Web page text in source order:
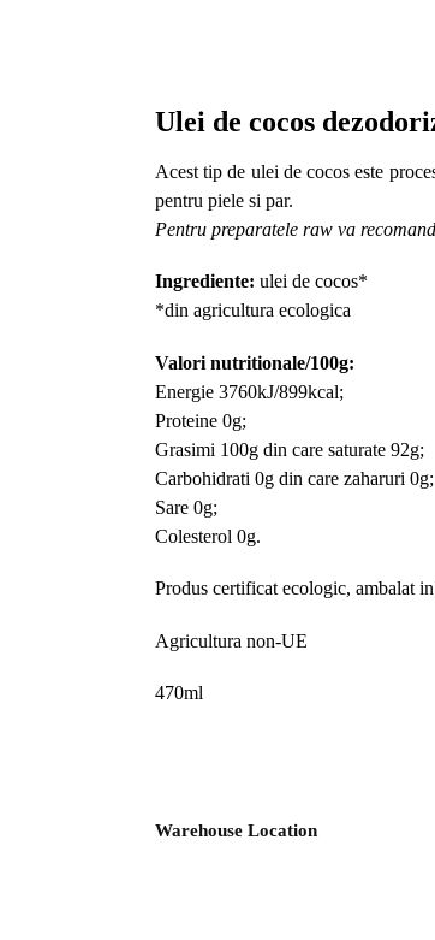
Ulei de cocos
Acest tip de ulei de cocos este
pentru piele si par.
Pentru preparatele raw va
Ingrediente: ulei de cocos*
*din agricultura ecologica
Valori nutritionale/100g:
Energie 3760kJ/899kcal;
Proteine 0g;
Grasimi 100g din care saturate 92g;
Carbohidrati 0g din care zaharuri 0g;
Sare 0g;
Colesterol 0g.
Produs certificat ecologic, ambalat
Agricultura non-UE
470ml
Warehouse Location